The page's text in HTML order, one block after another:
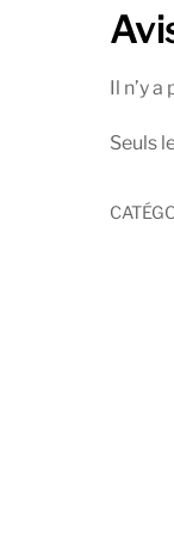
Il n’y a
Seuls